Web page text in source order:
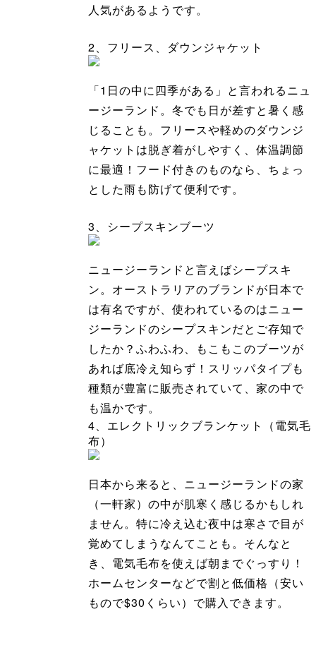
人気があるようです。
2、フリース、ダウンジャケット
「1日の中に四季がある」と言われるニュ
ージーランド。冬でも日が差すと暑く感
じることも。フリースや軽めのダウンジ
ャケットは脱ぎ着がしやすく、体温調節
に最適！フード付きのものなら、ちょっ
とした雨も防げて便利です。
3、シープスキンブーツ
ニュージーランドと言えばシープスキ
ン。オーストラリアのブランドが日本で
は有名ですが、使われているのはニュー
ジーランドのシープスキンだとご存知で
したか？ふわふわ、もこもこのブーツが
あれば底冷え知らず！スリッパタイプも
種類が豊富に販売されていて、家の中で
も温かです。
4、エレクトリックブランケット（電気毛
布）
日本から来ると、ニュージーランドの家
（一軒家）の中が肌寒く感じるかもしれ
ません。特に冷え込む夜中は寒さで目が
覚めてしまうなんてことも。そんなと
き、電気毛布を使えば朝までぐっすり！
ホームセンターなどで割と低価格（安い
もので$30くらい）で購入できます。